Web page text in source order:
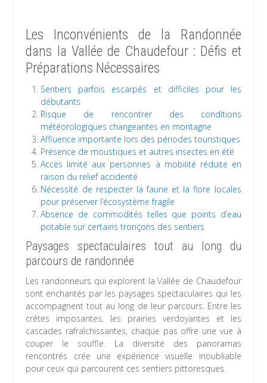
Les Inconvénients de la Randonnée
dans la Vallée de Chaudefour : Défis et
Préparations Nécessaires
Sentiers parfois escarpés et difficiles pour les
débutants
Risque de rencontrer des conditions
météorologiques changeantes en montagne
Affluence importante lors des périodes touristiques
Présence de moustiques et autres insectes en été
Accès limité aux personnes à mobilité réduite en
raison du relief accidenté
Nécessité de respecter la faune et la flore locales
pour préserver l’écosystème fragile
Absence de commodités telles que points d’eau
potable sur certains tronçons des sentiers
Paysages spectaculaires tout au long du
parcours de randonnée
Les randonneurs qui explorent la Vallée de Chaudefour
sont enchantés par les paysages spectaculaires qui les
accompagnent tout au long de leur parcours. Entre les
crêtes imposantes, les prairies verdoyantes et les
cascades rafraîchissantes, chaque pas offre une vue à
couper le souffle. La diversité des panoramas
rencontrés crée une expérience visuelle inoubliable
pour ceux qui parcourent ces sentiers pittoresques.